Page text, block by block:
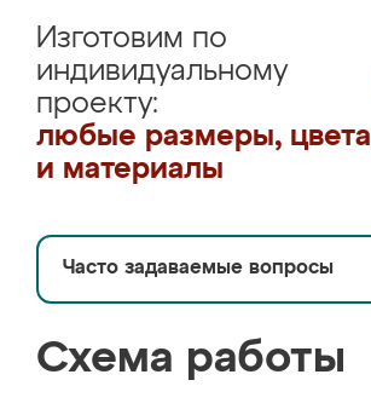
Изготовим по
индивидуальному
проекту:
любые размеры, цвета
и материалы
Часто задаваемые вопросы
Схема работы